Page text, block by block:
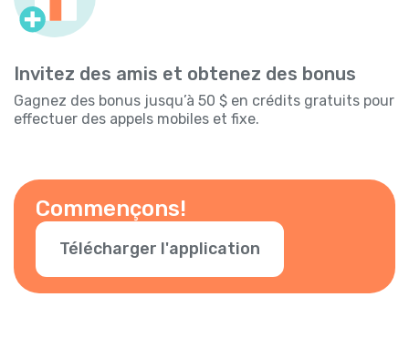
Invitez des amis et obtenez des bonus
Gagnez des bonus jusqu’à 50 $ en crédits gratuits pour
effectuer des appels mobiles et fixe.
Commençons!
Télécharger l'application